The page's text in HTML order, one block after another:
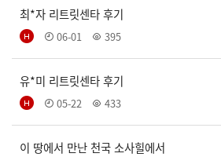
최*자 리트릿센타 후기
06-01 395
유*미 리트릿센타 후기
05-22 433
이 땅에서 만난 천국 소사힐에서